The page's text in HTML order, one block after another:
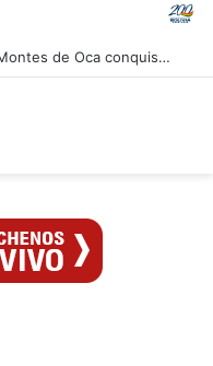
Papa León XIV asistió al Encuentro de Jóvenes Franciscanos 2026 en Asís